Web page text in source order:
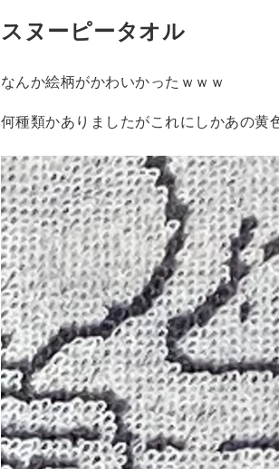
スヌーピータオル
なんか絵柄がかわいかったｗｗｗ
何種類かありましたがこれにしかあの